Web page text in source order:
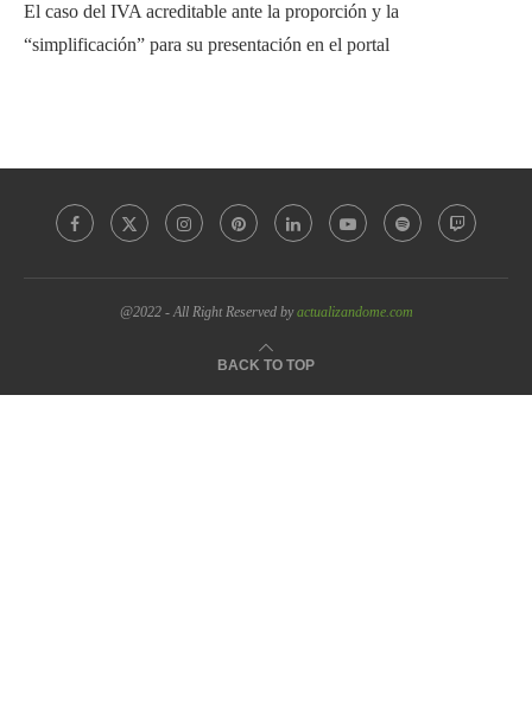
El caso del IVA acreditable ante la proporción y la
“simplificación” para su presentación en el portal
@2022 - All Right Reserved byactualizandome.com
BACK TO TOP